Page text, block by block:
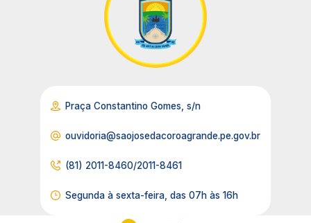
Praça Constantino Gomes, s/n
ouvidoria@saojosedacoroagrande.pe.gov.br
(81) 2011-8460/2011-8461
Segunda à sexta-feira, das 07h às 16h